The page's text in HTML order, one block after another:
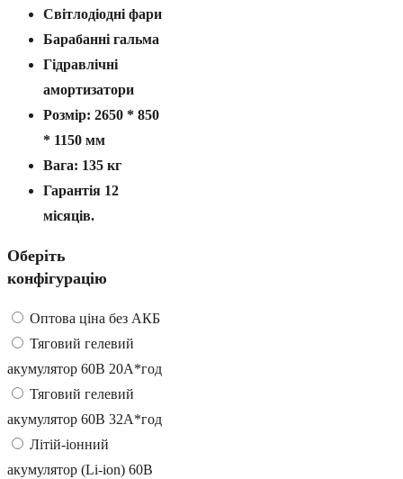
Світлодіодні фари
Барабанні гальма
Гідравлічні
амортизатори
Розмір: 2650 * 850
* 1150 мм
Вага: 135 кг
Гарантія 12
місяців.
Оберіть
конфігурацію
Оптова ціна без АКБ
Тяговий гелевий
акумулятор 60В 20А*год
Тяговий гелевий
акумулятор 60В 32А*год
Літій-іонний
акумулятор (Li-ion) 60В